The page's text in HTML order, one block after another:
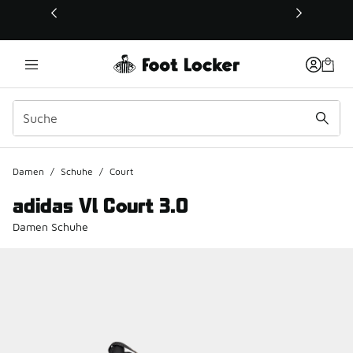
Dieser Link öffnet sich in einem neuen Fenster
Damen / Schuhe / Court
adidas Vl Court 3.0
Damen Schuhe